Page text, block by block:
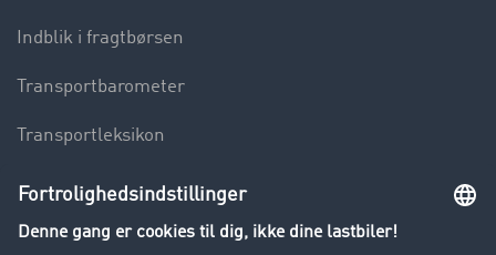
Indblik i fragtbørsen
Transportbarometer
Transportleksikon
Lastbilkørsel forbudt